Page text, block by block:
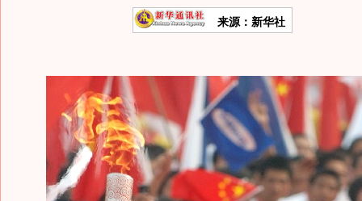
来源：新华社